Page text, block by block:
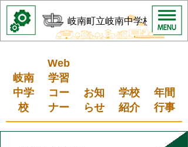
岐南町立岐南中学校
岐南
中学
校
Web
学習
コー
ナー
お知
らせ
学校
紹介
年間
行事